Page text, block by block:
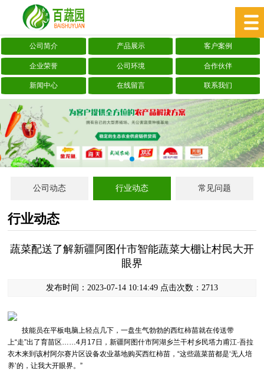
公司简介 产品展示 客户案例
企业荣誉 公司环境 合作伙伴
新闻中心 在线留言 联系我们
公司动态 行业动态 常见问题
行业动态
蔬菜配送了解新疆阿图什市智能蔬菜大棚让村民大开
眼界
发布时间：2023-07-14 10:14:49 点击次数：2713
技能员在平板电脑上轻点几下，一盘生气勃勃的西红柿苗就在传送带
上“走”出了育苗区……4月17日，新疆阿图什市阿湖乡兰干村乡民塔力甫江·吾拉
衣木来到该村阿尔赛片区设备农业基地购买西红柿苗，“这些蔬菜苗都是‘无人培
养’的，让我大开眼界。”